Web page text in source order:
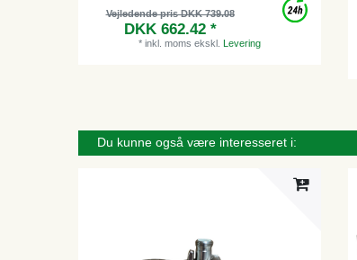
Vejledende pris DKK 739.08
DKK 662.42 *
* inkl. moms ekskl. Levering
Du kunne også være interesseret i: